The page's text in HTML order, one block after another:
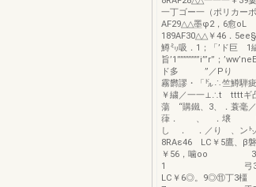
一丁ゴー一（ポリカー
AF29△△墨φ2，6愈
189AF30△△￥46
鱒㍉吸．1；「’ド巨 1
旨’1”””””””i”’r”
ド多 ”／Pり
霧欝謬・「㌦∴竺鱒騨
￥繍／一一⊥∴t tttt
蕩 “購鐵、3、．蓑毫
葎． 、
し ． ．／り 、ン㌧，
8RAε46 LC￥5
￥56，噛oo 3……
1 弓30型用
LC￥6◎。